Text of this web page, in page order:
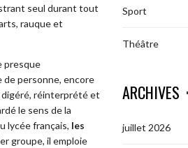
seul durant tout
rauque et
presque
de personne, encore
digéré, réinterprété et
le sens de la
lycée français, les
groupe, il emploie
Sport
Théâtre
ARCHIVES
juillet 2026